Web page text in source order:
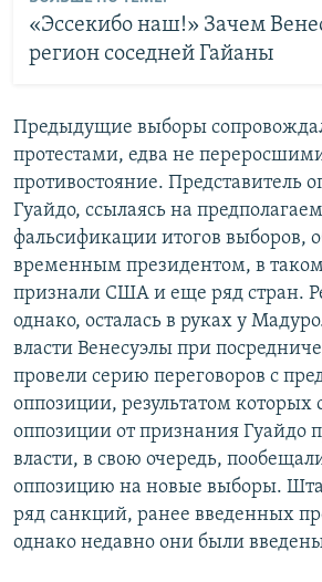
«Эссекибо наш!» Зачем
регион соседней Гайаны
Предыдущие выборы
протестами, едва не
противостояние. Представитель
Гуайдо, ссылаясь на
фальсификации итогов выборов,
временным президентом, в таком
признали США и еще ряд стран.
однако, осталась в руках у
власти Венесуэлы при
провели серию переговоров с
оппозиции, результатом которых
оппозиции от признания Гуайдо
власти, в свою очередь,
оппозицию на новые выборы.
ряд санкций, ранее введенных
однако недавно они были